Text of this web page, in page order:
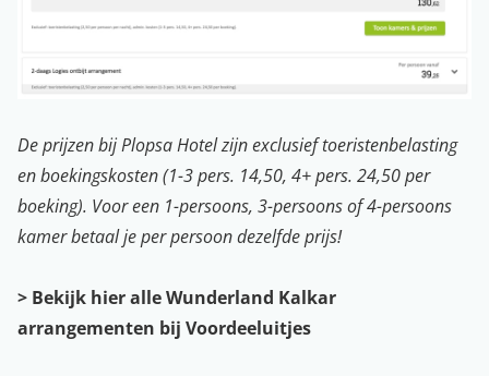
De prijzen bij Plopsa Hotel zijn exclusief toeristenbelasting
en boekingskosten (1-3 pers. 14,50, 4+ pers. 24,50 per
boeking). Voor een 1-persoons, 3-persoons of 4-persoons
kamer betaal je per persoon dezelfde prijs!
> Bekijk hier alle Wunderland Kalkar
arrangementen bij Voordeeluitjes